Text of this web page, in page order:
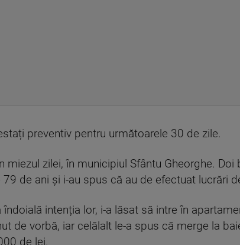
preventiv pentru următoarele 30 de zile.
miezul zilei, în municipiul Sfântu Gheorghe.
79 de ani și i-au spus că au de efectuat lucrări
intenția lor, i-a lăsat să intre în
de vorbă, iar celălalt le-a spus că merge la
de lei.